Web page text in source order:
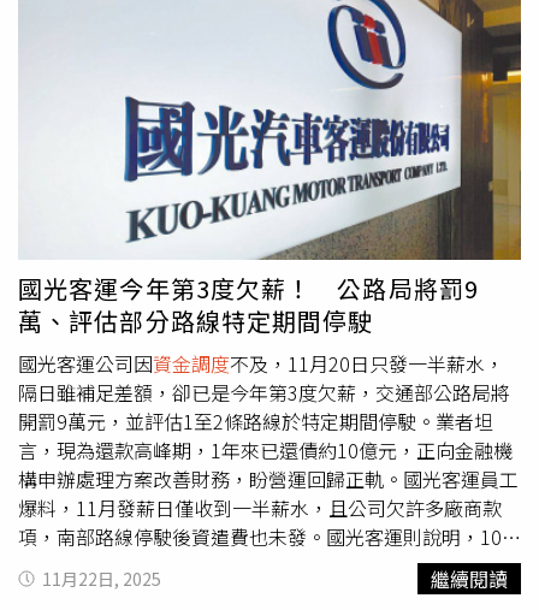
程與授權層級辦理，並有完整之內部謙和紀錄、會計憑證、
銀行往來文件及交易紀錄可供查證。二、公司營運如需
資金
，本人均以個人資金借款維持公司正常運營，累積借款
金額合計已逾新台幣一億元，本人為最大受害者，焉有掏空
或侵占 可能？上述借款均有借款契約、匯款紀錄、銀行往
來明細及內部往來紀錄可供舉證。三、本人已完整保存任內
所有財務資料，包括會寄帳冊、銀行明細、虛擬貨幣紀錄及
相關決策文件，足以完整還原資金流向，全案業已進入偵查
程序，本人將全力配合司法機關調查。礙於偵查不公開，在
調查結未明前，本人將不再浪費公眾資源逐一回應，以免有
心人士脫免卸責波髒水，希冀媒體依事實查證原則報導，以
免造成社會誤解，相信司法未來必會公正釐清，還原事實真
相。四、共同串辦人陳泰元先生，在公司遭遇重大困境期
間，長期未履行協助公司維持營運之責任，不僅自身揮霍無
故，對公司財務狀況、員工權益及營運危機完全不予理會，
亦未承擔任何實質管理或善後作為，甚至多次遭員工詢問薪
資發放事宜，皆拒不理會。五、陳泰元先生身為公司共同創
辦人監察人涉嫌監守自盜、侵占公司資產等相關違法情事，
早已由檢警偵辦中，調查過程中亦前往其住處等場所進行搜
索，並扣押相關證物在案，陳泰元先生不思如何趕緊積極處
理員工薪資與營運善後，竟將心力放在對外散播謠言及不實
國光客運今年第3度欠薪！ 公路局將罰9
萬、評估部分路線特定期間停駛
國光客運公司因資金調度不及，11月20日只發一半薪水，
隔日雖補足差額，卻已是今年第3度欠薪，交通部公路局將
開罰9萬元，並評估1至2條路線於特定期間停駛。業者坦
言，現為還款高峰期，1年來已還債約10億元，正向金融機
構申辦處理方案改善財務，盼營運回歸正軌。國光客運員工
爆料，11月發薪日僅收到一半薪水，且公司欠許多廠商款
項，南部路線停駛後資遣費也未發。國光客運則說明，10月
獎金原訂11月20日發放，
不及導致延遲發放，造
成同仁及社會困擾，致萬分歉意，21日已補足差額。國光客
11月22日, 2025 繼續閱讀